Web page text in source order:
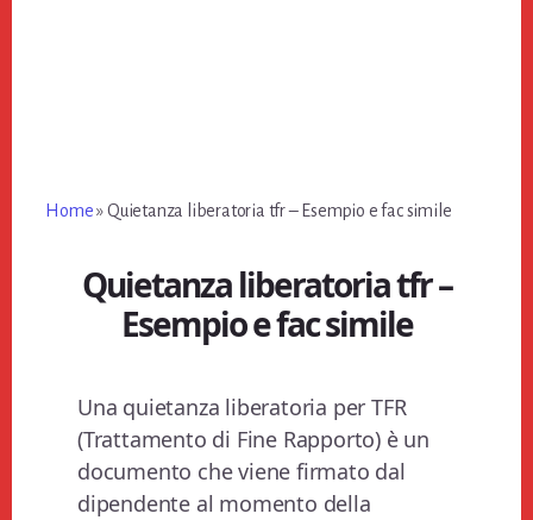
Home»Quietanza liberatoria tfr – Esempio e fac simile
Quietanza liberatoria tfr –
Esempio e fac simile
Una quietanza liberatoria per TFR
(Trattamento di Fine Rapporto) è un
documento che viene firmato dal
dipendente al momento della